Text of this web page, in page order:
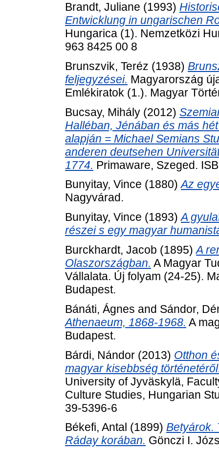
Brandt, Juliane (1993)
Entwicklung in ungarischen
Hungarica (1). Nemzetközi
963 8425 00 8
Brunszvik, Teréz (1938)
feljegyzései. Magyarország
Emlékiratok (1.). Magyar
Bucsay, Mihály (2012)
Halléban, Jénában és más
alapján = Michael Semians
anderen deutsehen
1774. Primaware, Szeged.
Bunyitay, Vince (1880)Az
Nagyvárad.
Bunyitay, Vince (1893)A
részei s egy magyar
Burckhardt, Jacob (1895)A
Olaszországban. A Magyar
Vállalata. Új folyam (24-25).
Budapest.
Bánáti, Ágnes and Sándor,
Athenaeum, 1868-1968. A
Budapest.
Bárdi, Nándor (2013) Otthon
magyar kisebbség
University of Jyväskylä,
Culture Studies, Hungarian
39-5396-6
Békefi, Antal (1899) Betyárok.
Ráday korában. Gönczi I.